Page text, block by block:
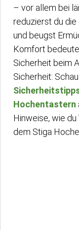
– vor allem bei
reduzierst du die
und beugst
Komfort
Sicherheit beim
Sicherheit:
Hochentastern
Hinweise, wie
dem Stiga